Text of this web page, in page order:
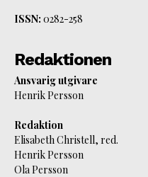
ISSN: 0282-258
Redaktionen
Ansvarig utgivare
Henrik Persson
Redaktion
Elisabeth Christell, red.
Henrik Persson
Ola Persson